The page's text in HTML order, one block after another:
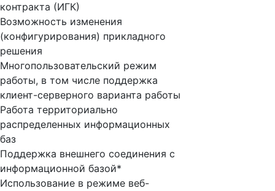
контракта (ИГК)
Возможность изменения
(конфигурирования) прикладного
решения
Многопользовательский режим
работы, в том числе поддержка
клиент-серверного варианта работы
Работа территориально
распределенных информационных
баз
Поддержка внешнего соединения с
информационной базой*
Использование в режиме веб-